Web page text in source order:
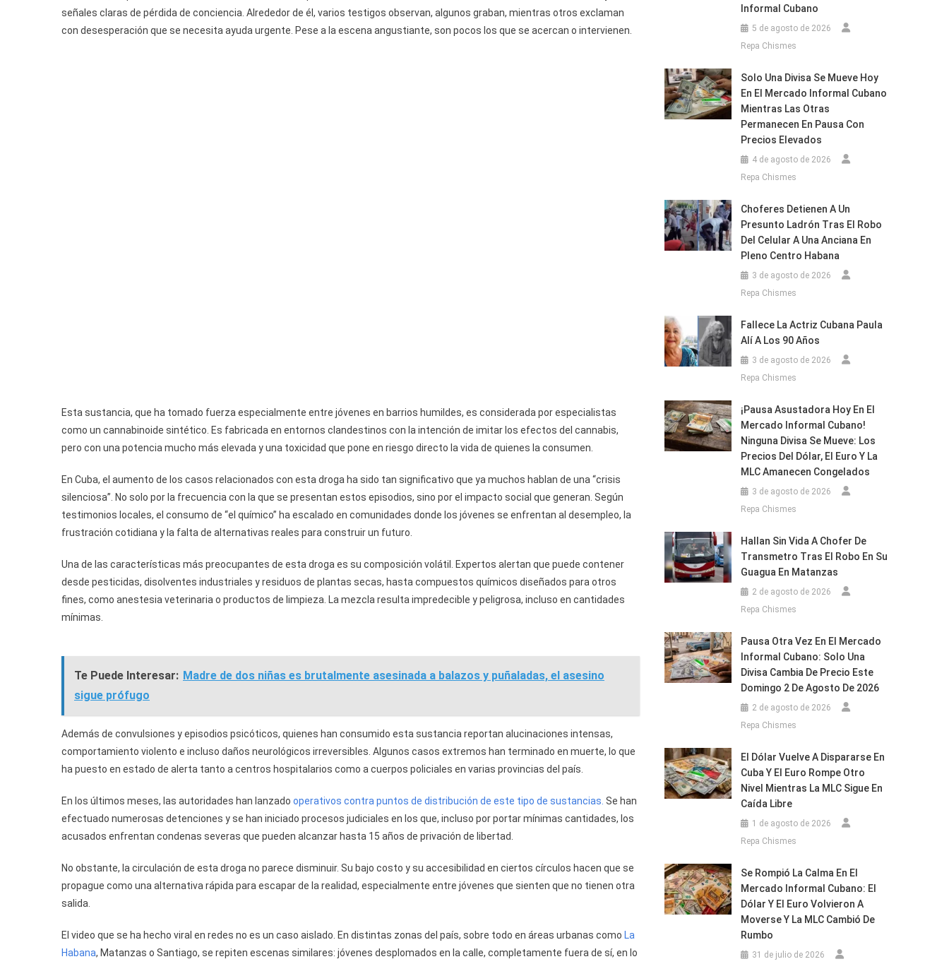
Bajo
Los
señales claras de pérdida de conciencia. Alrededor de él, varios testigos observan, algunos graban, mientras otros exclaman
con desesperación que se necesita ayuda urgente. Pese a la escena angustiante, son pocos los que se acercan o intervienen.
Esta sustancia, que ha tomado fuerza especialmente entre jóvenes en barrios humildes, es considerada por especialistas
como un cannabinoide sintético. Es fabricada en entornos clandestinos con la intención de imitar los efectos del cannabis,
pero con una potencia mucho más elevada y una toxicidad que pone en riesgo directo la vida de quienes la consumen.
En Cuba, el aumento de los casos relacionados con esta droga ha sido tan significativo que ya muchos hablan de una “crisis
silenciosa”. No solo por la frecuencia con la que se presentan estos episodios, sino por el impacto social que generan. Según
testimonios locales, el consumo de “el químico” ha escalado en comunidades donde los jóvenes se enfrentan al desempleo, la
frustración cotidiana y la falta de alternativas reales para construir un futuro.
Una de las características más preocupantes de esta droga es su composición volátil. Expertos alertan que puede contener
desde pesticidas, disolventes industriales y residuos de plantas secas, hasta compuestos químicos diseñados para otros
fines, como anestesia veterinaria o productos de limpieza. La mezcla resulta impredecible y peligrosa, incluso en cantidades
mínimas.
Te Puede Interesar: Madre de dos niñas es brutalmente asesinada a balazos y puñaladas, el asesino
sigue prófugo
Además de convulsiones y episodios psicóticos, quienes han consumido esta sustancia reportan alucinaciones intensas,
comportamiento violento e incluso daños neurológicos irreversibles. Algunos casos extremos han terminado en muerte, lo que
ha puesto en estado de alerta tanto a centros hospitalarios como a cuerpos policiales en varias provincias del país.
En los últimos meses, las autoridades han lanzado operativos contra puntos de distribución de este tipo de sustancias. Se han
efectuado numerosas detenciones y se han iniciado procesos judiciales en los que, incluso por portar mínimas cantidades, los
acusados enfrentan condenas severas que pueden alcanzar hasta 15 años de privación de libertad.
No obstante, la circulación de esta droga no parece disminuir. Su bajo costo y su accesibilidad en ciertos círculos hacen que se
propague como una alternativa rápida para escapar de la realidad, especialmente entre jóvenes que sienten que no tienen otra
salida.
El video que se ha hecho viral en redes no es un caso aislado. En distintas zonas del país, sobre todo en áreas urbanas como La
Habana, Matanzas o Santiago, se repiten escenas similares: jóvenes desplomados en la calle, completamente fuera de sí, en lo
Informal Cubano
5 de agosto de 2026
Repa Chismes
Solo Una Divisa Se Mueve Hoy
En El Mercado Informal Cubano
Mientras Las Otras
Permanecen En Pausa Con
Precios Elevados
4 de agosto de 2026
Repa Chismes
Choferes Detienen A Un
Presunto Ladrón Tras El Robo
Del Celular A Una Anciana En
Pleno Centro Habana
3 de agosto de 2026
Repa Chismes
Fallece La Actriz Cubana Paula
Alí A Los 90 Años
3 de agosto de 2026
Repa Chismes
¡Pausa Asustadora Hoy En El
Mercado Informal Cubano!
Ninguna Divisa Se Mueve: Los
Precios Del Dólar, El Euro Y La
MLC Amanecen Congelados
3 de agosto de 2026
Repa Chismes
Hallan Sin Vida A Chofer De
Transmetro Tras El Robo En Su
Guagua En Matanzas
2 de agosto de 2026
Repa Chismes
Pausa Otra Vez En El Mercado
Informal Cubano: Solo Una
Divisa Cambia De Precio Este
Domingo 2 De Agosto De 2026
2 de agosto de 2026
Repa Chismes
El Dólar Vuelve A Dispararse En
Cuba Y El Euro Rompe Otro
Nivel Mientras La MLC Sigue En
Caída Libre
1 de agosto de 2026
Repa Chismes
Se Rompió La Calma En El
Mercado Informal Cubano: El
Dólar Y El Euro Volvieron A
Moverse Y La MLC Cambió De
Rumbo
31 de julio de 2026